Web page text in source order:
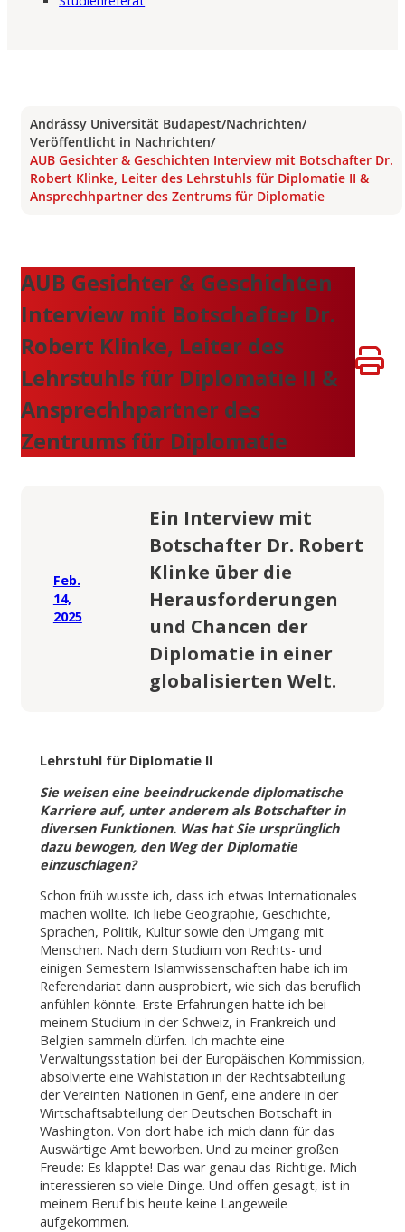
Andrássy Universität Budapest/Nachrichten/
Veröffentlicht in Nachrichten/
AUB Gesichter & Geschichten Interview mit Botschafter Dr.
Robert Klinke, Leiter des Lehrstuhls für Diplomatie II &
Ansprechhpartner des Zentrums für Diplomatie
AUB Gesichter & Geschichten
Interview mit Botschafter Dr.
Robert Klinke, Leiter des
Lehrstuhls für Diplomatie II &
Ansprechhpartner des
Zentrums für Diplomatie
Feb.
14,
2025
Ein Interview mit
Botschafter Dr. Robert
Klinke über die
Herausforderungen
und Chancen der
Diplomatie in einer
globalisierten Welt.
Lehrstuhl für Diplomatie II
Sie weisen eine beeindruckende diplomatische
Karriere auf, unter anderem als Botschafter in
diversen Funktionen. Was hat Sie ursprünglich
dazu bewogen, den Weg der Diplomatie
einzuschlagen?
Schon früh wusste ich, dass ich etwas Internationales
machen wollte. Ich liebe Geographie, Geschichte,
Sprachen, Politik, Kultur sowie den Umgang mit
Menschen. Nach dem Studium von Rechts- und
einigen Semestern Islamwissenschaften habe ich im
Referendariat dann ausprobiert, wie sich das beruflich
anfühlen könnte. Erste Erfahrungen hatte ich bei
meinem Studium in der Schweiz, in Frankreich und
Belgien sammeln dürfen. Ich machte eine
Verwaltungsstation bei der Europäischen Kommission,
absolvierte eine Wahlstation in der Rechtsabteilung
der Vereinten Nationen in Genf, eine andere in der
Wirtschaftsabteilung der Deutschen Botschaft in
Washington. Von dort habe ich mich dann für das
Auswärtige Amt beworben. Und zu meiner großen
Freude: Es klappte! Das war genau das Richtige. Mich
interessieren so viele Dinge. Und offen gesagt, ist in
meinem Beruf bis heute keine Langeweile
aufgekommen.